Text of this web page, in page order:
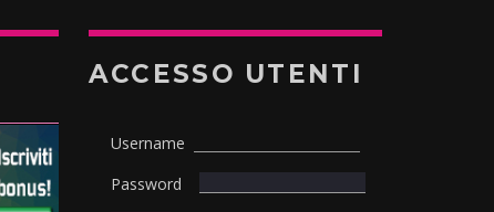
ACCESSO UTENTI
Username
Password